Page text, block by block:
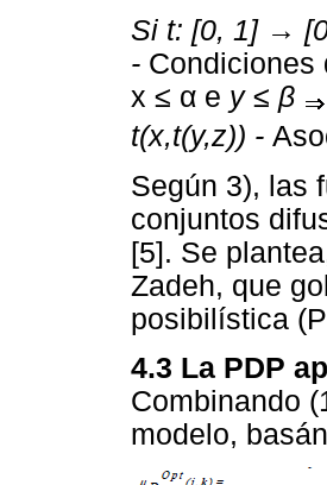
Si t: [0, 1] →
- Condiciones
x ≤ α e y ≤ β
t(x,t(y,z)) -
Según 3), las
conjuntos
[5]. Se
Zadeh, que
posibilística
4.3 La PDP
Combinando
modelo,